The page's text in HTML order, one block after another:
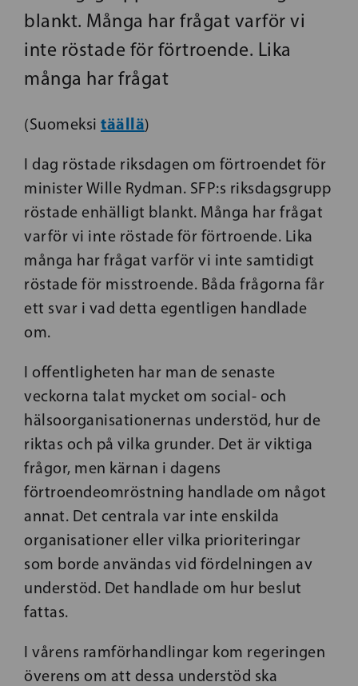
blankt. Många har frågat varför vi
inte röstade för förtroende. Lika
många har frågat
(Suomeksi täällä)
I dag röstade riksdagen om förtroendet för
minister Wille Rydman. SFP:s riksdagsgrupp
röstade enhälligt blankt. Många har frågat
varför vi inte röstade för förtroende. Lika
många har frågat varför vi inte samtidigt
röstade för misstroende. Båda frågorna får
ett svar i vad detta egentligen handlade
om.
I offentligheten har man de senaste
veckorna talat mycket om social- och
hälsoorganisationernas understöd, hur de
riktas och på vilka grunder. Det är viktiga
frågor, men kärnan i dagens
förtroendeomröstning handlade om något
annat. Det centrala var inte enskilda
organisationer eller vilka prioriteringar
som borde användas vid fördelningen av
understöd. Det handlade om hur beslut
fattas.
I vårens ramförhandlingar kom regeringen
överens om att dessa understöd ska